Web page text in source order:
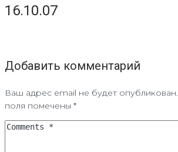
16.10.07
Добавить комментарий
Ваш адрес email не будет опубликован.
поля помечены *